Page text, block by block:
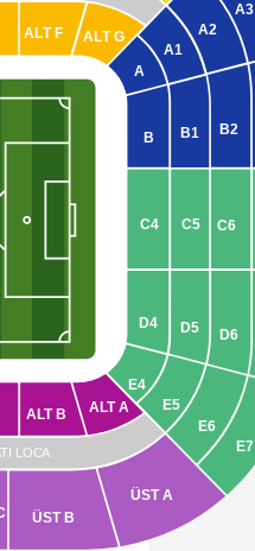
TI LOCA
ALT F ALT G
ALT A
ALT B
ÜST A
ÜST B
A
A1
A2
A3
B B1 B2
C4 C5 C6
D4 D5 D6
E4
E5
E6
E7